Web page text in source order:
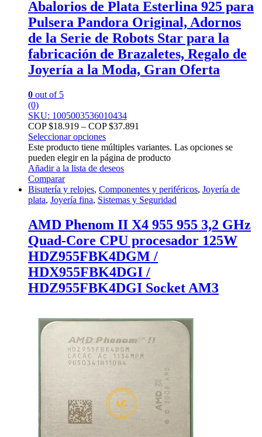
Abalorios de Plata Esterlina 925 para
Pulsera Pandora Original, Adornos
de la Serie de Robots Star para la
fabricación de Brazaletes, Regalo de
Joyería a la Moda, Gran Oferta
0 out of 5
(0)
SKU: 1005003536010434
COP $18.919 – COP $37.891
Seleccionar opciones
Este producto tiene múltiples variantes. Las opciones se
pueden elegir en la página de producto
Añadir a la lista de deseos
Comparar
Bisutería y relojes, Componentes y periféricos, Joyería de
plata, Joyería fina, Sistemas y Seguridad
AMD Phenom II X4 955 955 3,2 GHz
Quad-Core CPU procesador 125W
HDZ955FBK4DGM /
HDX955FBK4DGI /
HDZ955FBK4DGI Socket AM3